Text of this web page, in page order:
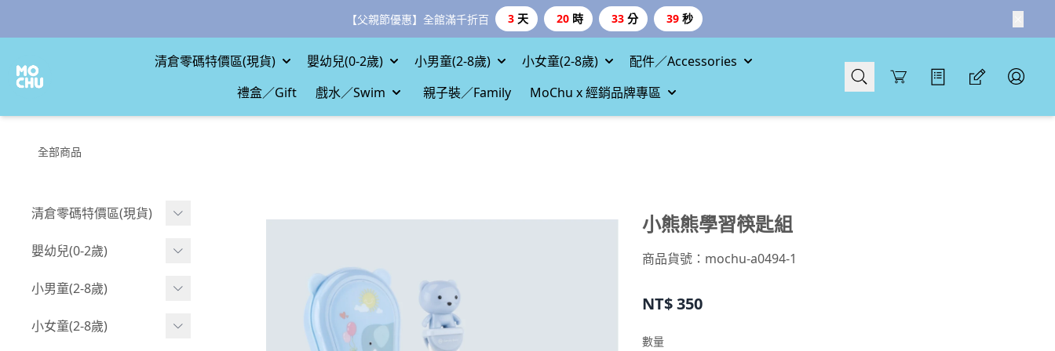
【父親節優惠】全館滿千折百 3 天 20 時 33 分 38 秒
清倉零碼特價區(現貨) 嬰幼兒(0-2歲) 小男童(2-8歲) 小女童(2-8歲)
配件／Accessories
禮盒／Gift
戲水／Swim 親子裝／Family MoChu x 經銷品牌專區
Cart
全部商品
清倉零碼特價區(現貨)
現貨.寶寶
現貨.男童
嬰幼兒(0-2歲)
BABY 包屁衣(短袖)
BABY 包屁衣(長袖)
小男童(2-8歲)
Boy 上身(短袖)
小女童(2-8歲)
小熊熊學習筷匙組
商品貨號：mochu-a0494-1
NT$350
數量